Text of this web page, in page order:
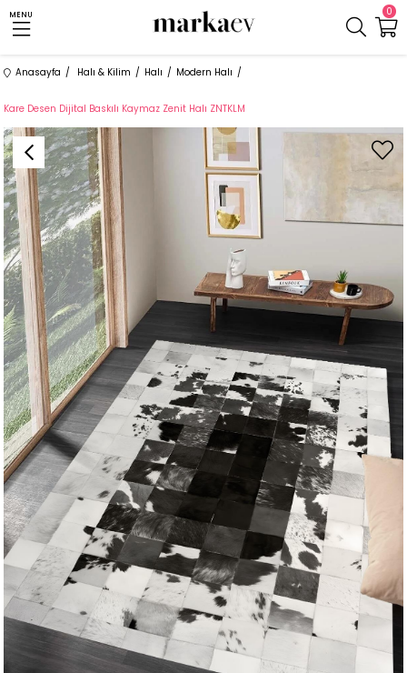
0
MENU
Anasayfa Halı & Kilim Halı Modern Halı
Kare Desen Dijital Baskılı Kaymaz Zenit Halı ZNTKLM